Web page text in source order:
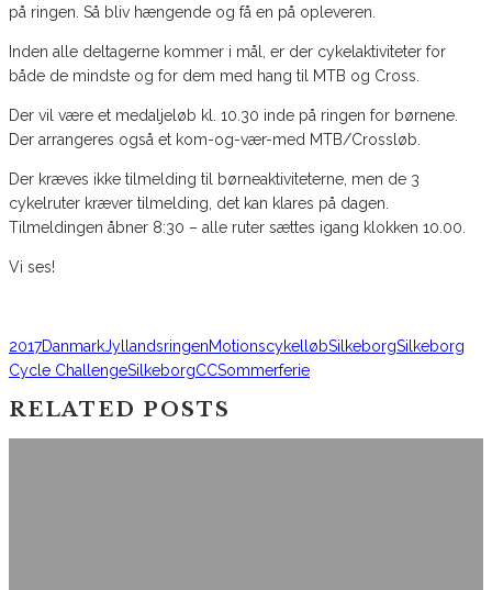
på ringen. Så bliv hængende og få en på opleveren.
Inden alle deltagerne kommer i mål, er der cykelaktiviteter for
både de mindste og for dem med hang til MTB og Cross.
Der vil være et medaljeløb kl. 10.30 inde på ringen for børnene.
Der arrangeres også et kom-og-vær-med MTB/Crossløb.
Der kræves ikke tilmelding til børneaktiviteterne, men de 3
cykelruter kræver tilmelding, det kan klares på dagen.
Tilmeldingen åbner 8:30 – alle ruter sættes igang klokken 10.00.
Vi ses!
2017DanmarkJyllandsringenMotionscykelløbSilkeborgSilkeborg
Cycle ChallengeSilkeborgCCSommerferie
RELATED POSTS